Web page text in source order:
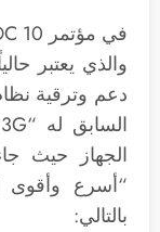
والذي يعتبر
دعم وترقية
الجهاز حيث
“أسرع وأقوى
بالتالي: